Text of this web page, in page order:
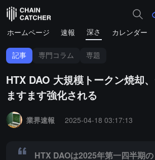
ホームページ 速報 深さ カレンダー
記事 専門コラム 専題
HTX DAO 大規模トークン焼却
ますます強化される
業界速報
2025-04-18 03:17:13
HTX DAOは2025年第一四半期